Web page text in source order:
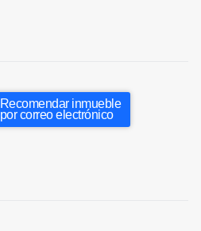
Recomendar inmueble
por correo electrónico